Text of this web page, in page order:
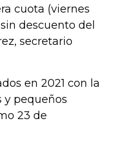
cuota (viernes
descuento del
secretario
en 2021 con la
y pequeños
23 de